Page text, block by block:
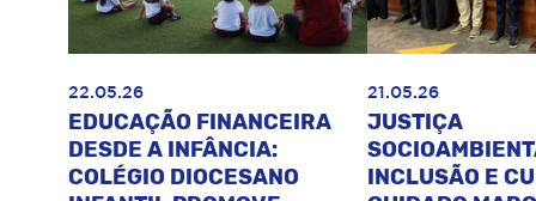
22.05.26
EDUCAÇÃO FINANCEIRA
DESDE A INFÂNCIA:
COLÉGIO DIOCESANO
21.05.26
JUSTIÇA
INCLUSÃO E